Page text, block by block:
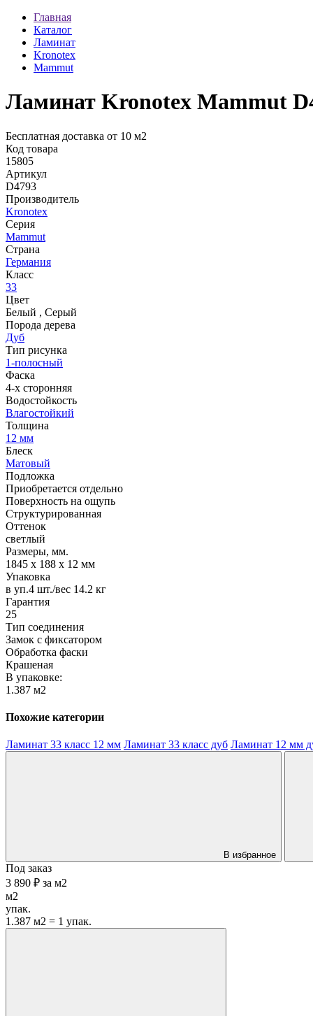
Главная
Каталог
Ламинат
Kronotex
Mammut
Ламинат Kronotex Mammut
Бесплатная доставка от 10 м2
Код товара
15805
Артикул
D4793
Производитель
Kronotex
Серия
Mammut
Страна
Германия
Класс
33
Цвет
Белый , Серый
Порода дерева
Дуб
Тип рисунка
1-полосный
Фаска
4-х сторонняя
Водостойкость
Влагостойкий
Толщина
12 мм
Блеск
Матовый
Подложка
Приобретается отдельно
Поверхность на ощупь
Структурированная
Оттенок
светлый
Размеры, мм.
1845 х 188 х 12 мм
Упаковка
в уп.4 шт./вес 14.2 кг
Гарантия
25
Тип соединения
Замок с фиксатором
Обработка фаски
Крашеная
В упаковке:
1.387 м2
Похожие категории
Ламинат 33 класс 12 мм Ламинат 33 класс дуб Ламинат 12 мм
В избранное
Под заказ
3 890 ₽ за м2
м2
упак.
1.387 м2 = 1 упак.